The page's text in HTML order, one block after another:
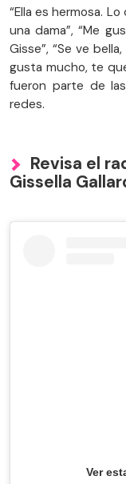
“Ella es hermosa.
una dama”, “Me
Gisse”, “Se ve
gusta mucho, te
fueron parte de
redes.
Revisa el
Gissella
Ver